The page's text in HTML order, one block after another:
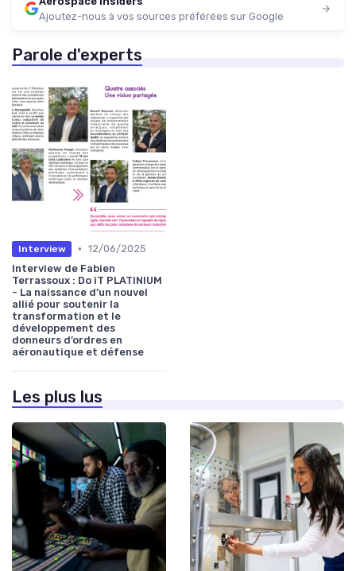
Ajoutez-nous à vos sources préférées sur Google
Parole d'experts
Interview • 12/06/2025
Interview de Fabien
Terrassoux : Do iT PLATINIUM
- La naissance d’un nouvel
allié pour soutenir la
transformation et le
développement des
donneurs d’ordres en
aéronautique et défense
Les plus lus